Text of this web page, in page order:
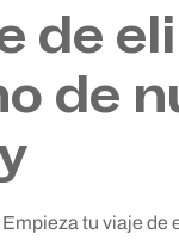
de
de
tu viaje de